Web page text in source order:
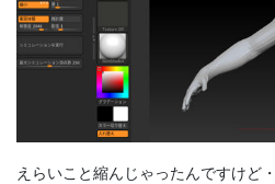
えらいこと縮んじゃったんですけど